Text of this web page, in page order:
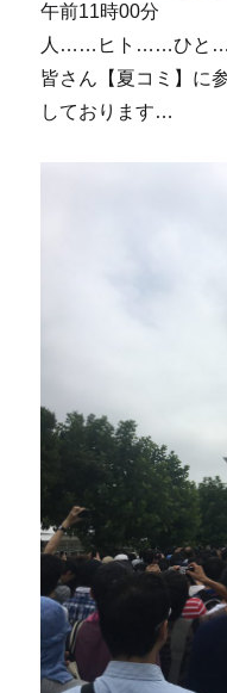
午前11時00分
人……ヒト……ひと
皆さん【夏コミ】に
しております…